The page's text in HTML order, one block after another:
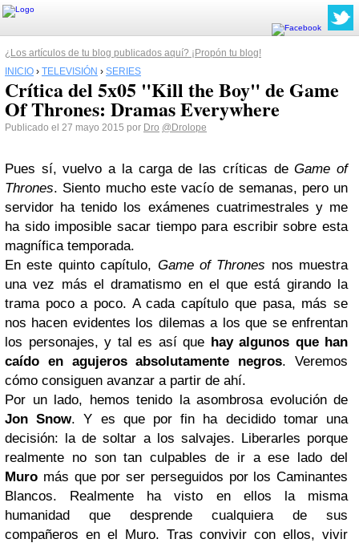
¿Los artículos de tu blog publicados aquí? ¡Propón tu blog!
INICIO › TELEVISIÓN › SERIES
Crítica del 5x05 "Kill the Boy" de Game
Of Thrones: Dramas Everywhere
Publicado el 27 mayo 2015 por Dro @Drolope
Pues sí, vuelvo a la carga de las críticas deGame of
Thrones. Siento mucho este vacío de semanas, pero un
servidor ha tenido los exámenes cuatrimestrales y me
ha sido imposible sacar tiempo para escribir sobre esta
magnífica temporada.
En este quinto capítulo, Game of Thrones nos muestra
una vez más el dramatismo en el que está girando la
trama poco a poco. A cada capítulo que pasa, más se
nos hacen evidentes los dilemas a los que se enfrentan
los personajes, y tal es así que hay algunos que han
caído en agujeros absolutamente negros. Veremos
cómo consiguen avanzar a partir de ahí.
Por un lado, hemos tenido la asombrosa evolución de
Jon Snow. Y es que por fin ha decidido tomar una
decisión: la de soltar a los salvajes. Liberarles porque
realmente no son tan culpables de ir a ese lado del
Muro más que por ser perseguidos por los Caminantes
Blancos. Realmente ha visto en ellos la misma
humanidad que desprende cualquiera de sus
compañeros en el Muro. Tras convivir con ellos, vivir